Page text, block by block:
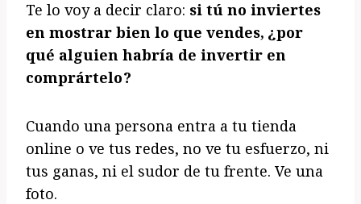
Te lo voy a decir claro: si tú no inviertes
en mostrar bien lo que vendes, ¿por
qué alguien habría de invertir en
comprártelo?
Cuando una persona entra a tu tienda
online o ve tus redes, no ve tu esfuerzo, ni
tus ganas, ni el sudor de tu frente. Ve una
foto.